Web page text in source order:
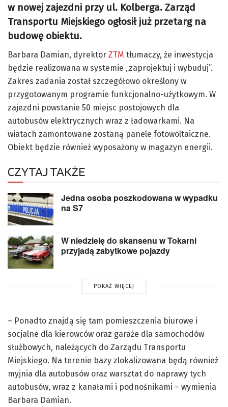
w nowej zajezdni przy ul. Kolberga. Zarząd
Transportu Miejskiego ogłosił już przetarg na
budowę obiektu.
Barbara Damian, dyrektor ZTM tłumaczy, że inwestycja
będzie realizowana w systemie „zaprojektuj i wybuduj”.
Zakres zadania został szczegółowo określony w
przygotowanym programie funkcjonalno-użytkowym. W
zajezdni powstanie 50 miejsc postojowych dla
autobusów elektrycznych wraz z ładowarkami. Na
wiatach zamontowane zostaną panele fotowoltaiczne.
Obiekt będzie również wyposażony w magazyn energii.
CZYTAJ TAKŻE
Jedna osoba poszkodowana w wypadku
na S7
W niedzielę do skansenu w Tokarni
przyjadą zabytkowe pojazdy
POKAŻ WIĘCEJ
– Ponadto znajdą się tam pomieszczenia biurowe i
socjalne dla kierowców oraz garaże dla samochodów
służbowych, należących do Zarządu Transportu
Miejskiego. Na terenie bazy zlokalizowana będą również
myjnia dla autobusów oraz warsztat do naprawy tych
autobusów, wraz z kanałami i podnośnikami – wymienia
Barbara Damian.